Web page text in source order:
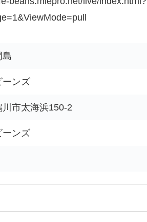
ーンズ
市太海浜150-2
ーンズ